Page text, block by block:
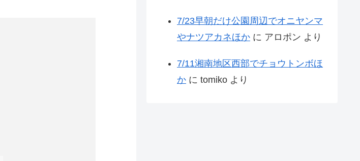
7/23早朝だけ公園周辺でオニヤンマ
やナツアカネほか に アロポン より
7/11湘南地区西部でチョウトンボほ
か に tomiko より